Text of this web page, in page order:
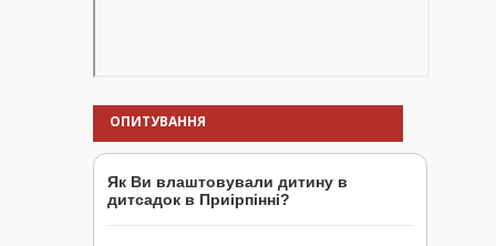
ОПИТУВАННЯ
Як Ви влаштовували дитину в
дитсадок в Приірпінні?